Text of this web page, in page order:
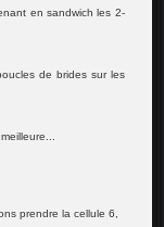
en sandwich les 2-
de brides sur les
prendre la cellule 6,